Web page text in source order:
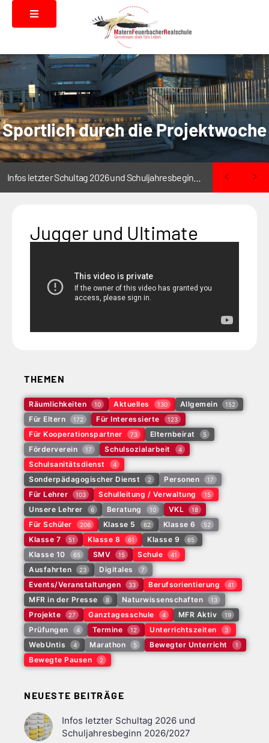
Sportlich durch die Projektwoche
Jugger und Ultimate
THEMEN
Räumlichkeiten 10 Aktuelles 130 Allgemein 152
Für Eltern 172 Für Interessierte 123
Für Kooperationspartner 73 Elternbeirat 5
Förderverein 17 Schulsozialarbeit 4
Schulsanitätsdienst 4
Sonderpädagogischer Dienst 2 Personen 17
Für Lehrer 103 Schulleitung / Verwaltung 15
Unsere Lehrer 6 Beratung 10 VKL 18
Für Schüler 206 Klasse 5 62 Klasse 6 52
Klasse 7 51 Klasse 8 61 Klasse 9 65
Klasse 10 65 SMV 15 Schule 41
Ausfahrten 23 Digitales 7
Events/Veranstaltungen 33 Berufsorientierung 41
MFR in der Presse 8 Naturwissenschaften 13
Projekte 27 Ganztagesschule 4 MFR Aktiv 19
Prüfungen 4 Termine 12 Unterrichtszeiten 3
WebUntis 4 Marathon 5 Bewegter Unterricht 1
Bewegte Pausen 2
NEUESTE BEITRÄGE
Infos letzter Schultag 2026 und
Schuljahresbeginn 2026/2027